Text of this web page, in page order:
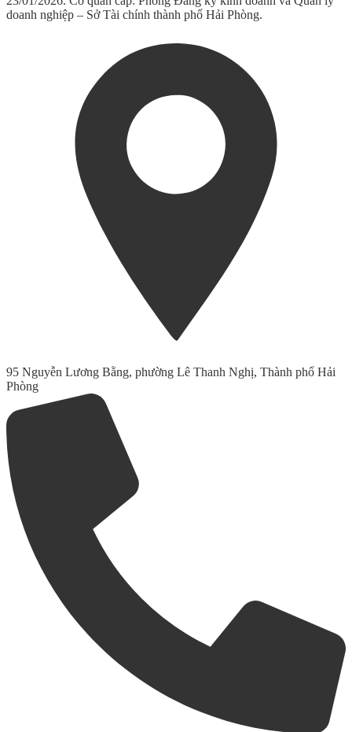
doanh nghiệp – Sở Tài chính thành phố Hải Phòng.
95 Nguyễn Lương Bằng, phường Lê Thanh Nghị, Thành phố Hải
Phòng